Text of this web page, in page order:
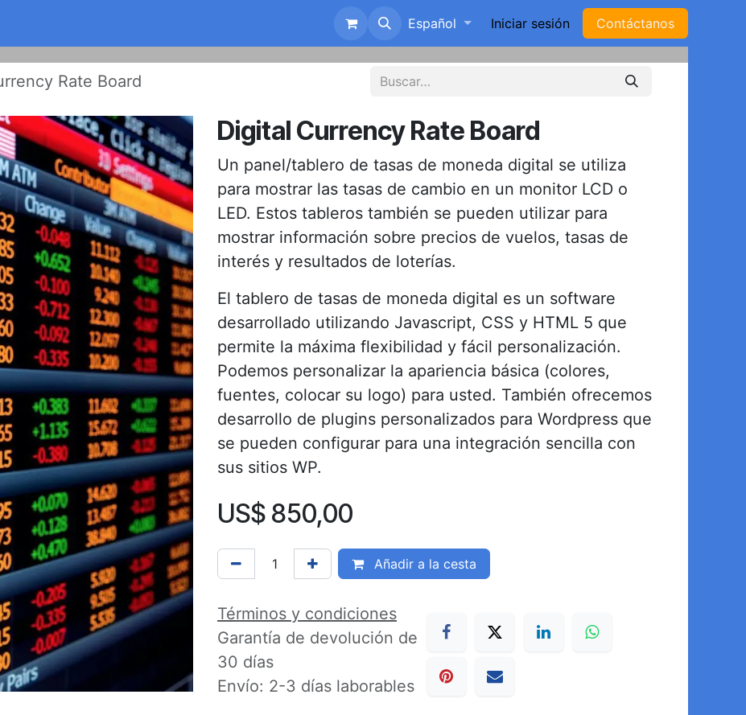
Sobre nosotros Tienda
Español Iniciar sesión Contáctanos
Rate Board
Digital Currency Rate Board
Un panel/tablero de tasas de moneda digital se utiliza
para mostrar las tasas de cambio en un monitor LCD o
LED. Estos tableros también se pueden utilizar para
mostrar información sobre precios de vuelos, tasas de
interés y resultados de loterías.
El tablero de tasas de moneda digital es un software
desarrollado utilizando Javascript, CSS y HTML 5 que
permite la máxima flexibilidad y fácil personalización.
Podemos personalizar la apariencia básica (colores,
fuentes, colocar su logo) para usted. También ofrecemos
desarrollo de plugins personalizados para Wordpress que
se pueden configurar para una integración sencilla con
sus sitios WP.
US$ 850,00
Añadir a la cesta
Términos y condiciones
Garantía de devolución de
30 días
Envío: 2-3 días laborables